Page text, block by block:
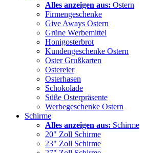
Alles anzeigen aus: Ostern
Firmengeschenke
Give Aways Ostern
Grüne Werbemittel
Honigosterbrot
Kundengeschenke Ostern
Oster Grußkarten
Ostereier
Osterhasen
Schokolade
Süße Osterpräsente
Werbegeschenke Ostern
Schirme
Alles anzeigen aus: Schirme
20" Zoll Schirme
23" Zoll Schirme